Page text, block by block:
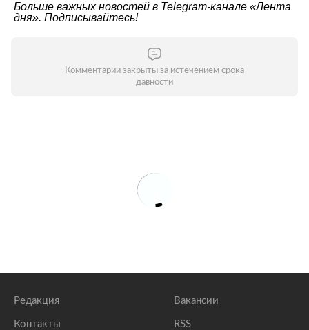
Больше важных новостей в Telegram-канале «Лента
дня». Подписывайтесь!
Комментарии закрыты за истечением срока
давности
Редакция
Контакты
Вакансии
RSS